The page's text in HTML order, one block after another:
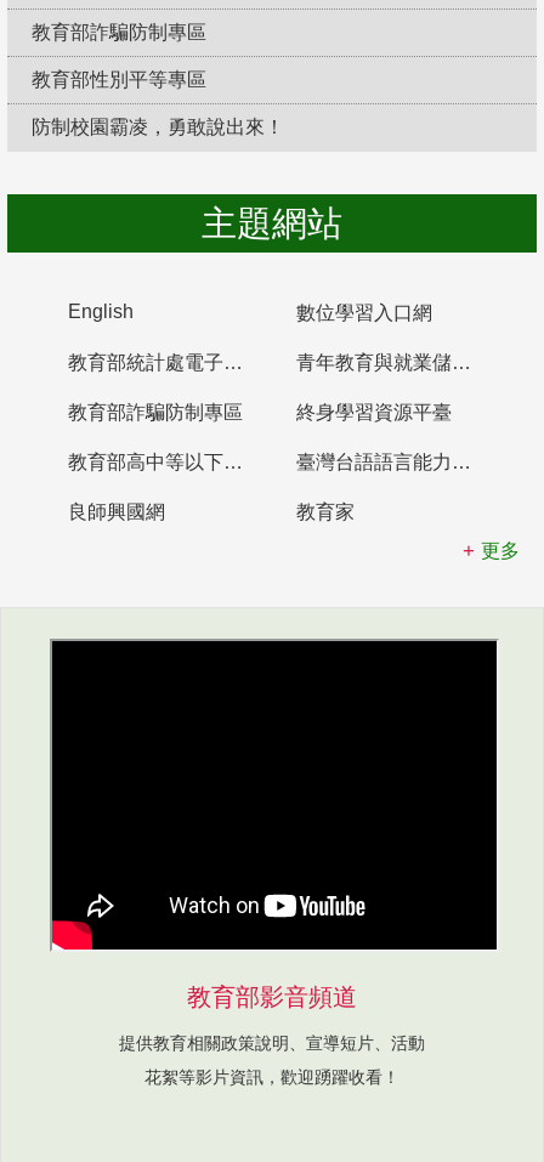
教育部詐騙防制專區
教育部性別平等專區
防制校園霸凌，勇敢說出來！
主題網站
English 數位學習入口網
教育部統計處電子書櫃 青年教育與就業儲蓄帳戶
教育部詐騙防制專區 終身學習資源平臺
教育部高中等以下學校及幼兒園教師資格檢定考試 臺灣台語語言能力認證網站
良師興國網
教育家
更多
教育部影音頻道
提供教育相關政策說明、宣導短片、活動
花絮等影片資訊，歡迎踴躍收看！